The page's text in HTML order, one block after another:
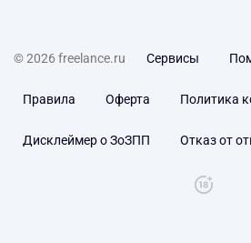
© 2026 freelance.ru Сервисы
Правила Оферта Политика
Дисклеймер о ЗоЗПП Отказ от